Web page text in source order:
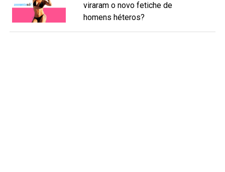
viraram o novo fetiche de
homens héteros?